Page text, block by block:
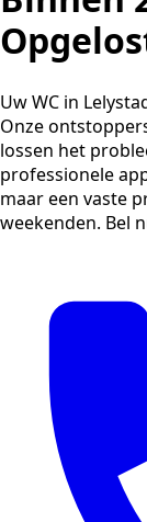
Uw WC in
Onze
lossen het
professionele
maar een vaste
weekenden. Bel